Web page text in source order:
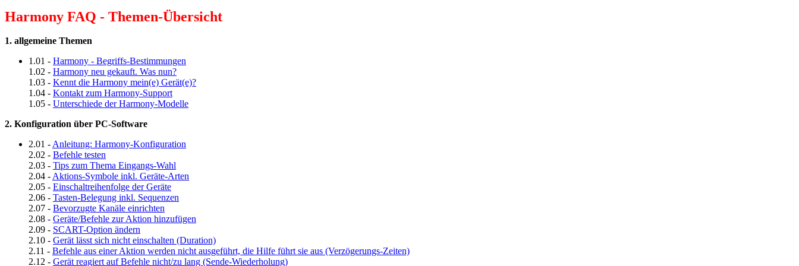
Harmony FAQ - Themen-Übersicht
1. allgemeine Themen
1.01 - Harmony - Begriffs-Bestimmungen
1.02 - Harmony neu gekauft. Was nun?
1.03 - Kennt die Harmony mein(e) Gerät(e)?
1.04 - Kontakt zum Harmony-Support
1.05 - Unterschiede der Harmony-Modelle
2. Konfiguration über PC-Software
2.01 -Anleitung: Harmony-Konfiguration
2.02 - Befehle testen
2.03 - Tips zum Thema Eingangs-Wahl
2.04 -Aktions-Symbole inkl. Geräte-Arten
2.05 - Einschaltreihenfolge der Geräte
2.06 - Tasten-Belegung inkl. Sequenzen
2.07 - Bevorzugte Kanäle einrichten
2.08 - Geräte/Befehle zur Aktion hinzufügen
2.09 - SCART-Option ändern
2.10 - Gerät lässt sich nicht einschalten (Duration)
2.11 - Befehle aus einer Aktion werden nicht ausgeführt, die Hilfe führt sie aus (Verzögerungs-Zeiten)
2.12 - Gerät reagiert auf Befehle nicht/zu lang (Sende-Wiederholung)